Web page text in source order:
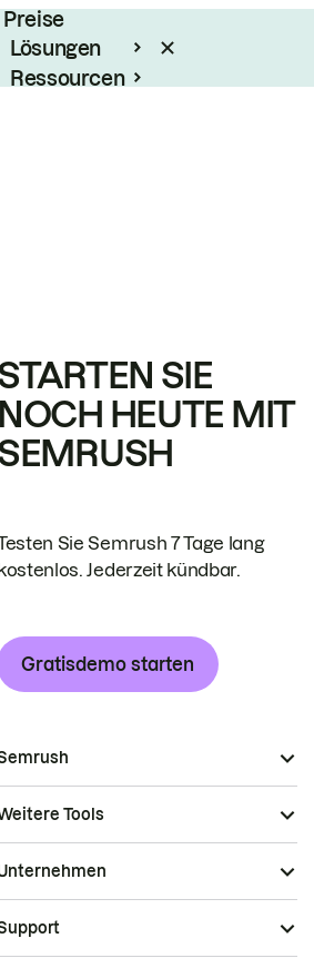
Preise
Lösungen
Ressourcen
SIE
NOCH HEUTE MIT
Sie Semrush 7 Tage lang
Jederzeit kündbar.
Gratisdemo starten
Tools